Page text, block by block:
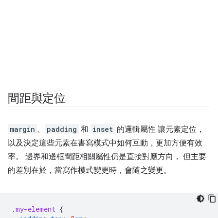
間距與定位
margin 、 padding 和 inset 的邏輯屬性 讓元素定位，
以及決定這些元素在書寫模式中如何互動，更加方便有效
率。 邊界和邊框間距相關屬性仍是直接對應方向， 但主要
的差別在於，當寫作模式變更時，會隨之變更。
.my-element {